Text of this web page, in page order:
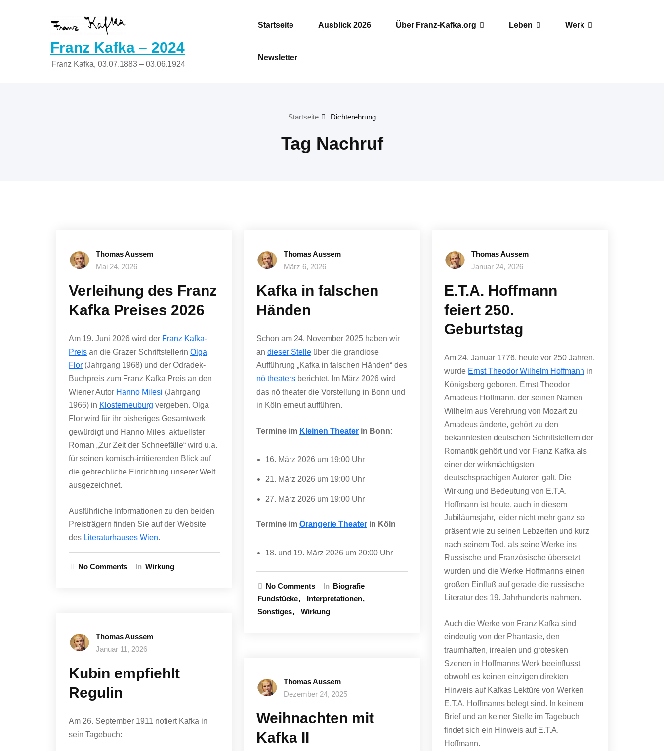
Franz Kafka – 2024
Franz Kafka, 03.07.1883 – 03.06.1924
Startseite Ausblick 2026 Über Franz-Kafka.org Leben Werk
Newsletter
Startseite Dichterehrung
Tag Nachruf
Thomas Aussem
Mai 24, 2026
Verleihung des Franz
Kafka Preises 2026
Am 19. Juni 2026 wird der Franz Kafka-
Preis an die Grazer Schriftstellerin Olga
Flor (Jahrgang 1968) und der Odradek-
Buchpreis zum Franz Kafka Preis an den
Wiener Autor Hanno Milesi (Jahrgang
1966) in Klosterneuburg vergeben. Olga
Flor wird für ihr bisheriges Gesamtwerk
gewürdigt und Hanno Milesi aktuellster
Roman „Zur Zeit der Schneefälle“ wird u.a.
für seinen komisch-irritierenden Blick auf
die gebrechliche Einrichtung unserer Welt
ausgezeichnet.
Ausführliche Informationen zu den beiden
Preisträgern finden Sie auf der Website
des Literaturhauses Wien.
No Comments In Wirkung
Thomas Aussem
Januar 11, 2026
Kubin empfiehlt
Regulin
Am 26. September 1911 notiert Kafka in
sein Tagebuch:
Thomas Aussem
März 6, 2026
Kafka in falschen
Händen
Schon am 24. November 2025 haben wir
an dieser Stelle über die grandiose
Aufführung „Kafka in falschen Händen“ des
nö theaters berichtet. Im März 2026 wird
das nö theater die Vorstellung in Bonn und
in Köln erneut aufführen.
Termine im Kleinen Theater in Bonn:
16. März 2026 um 19:00 Uhr
21. März 2026 um 19:00 Uhr
27. März 2026 um 19:00 Uhr
Termine im Orangerie Theater in Köln
18. und 19. März 2026 um 20:00 Uhr
No Comments In Biografie
Fundstücke
Interpretationen
Sonstiges
Wirkung
Thomas Aussem
Dezember 24, 2025
Weihnachten mit
Kafka II
Thomas Aussem
Januar 24, 2026
E.T.A. Hoffmann
feiert 250.
Geburtstag
Am 24. Januar 1776, heute vor 250 Jahren,
wurde Ernst Theodor Wilhelm Hoffmann in
Königsberg geboren. Ernst Theodor
Amadeus Hoffmann, der seinen Namen
Wilhelm aus Verehrung von Mozart zu
Amadeus änderte, gehört zu den
bekanntesten deutschen Schriftstellern der
Romantik gehört und vor Franz Kafka als
einer der wirkmächtigsten
deutschsprachigen Autoren galt. Die
Wirkung und Bedeutung von E.T.A.
Hoffmann ist heute, auch in diesem
Jubiläumsjahr, leider nicht mehr ganz so
präsent wie zu seinen Lebzeiten und kurz
nach seinem Tod, als seine Werke ins
Russische und Französische übersetzt
wurden und die Werke Hoffmanns einen
großen Einfluß auf gerade die russische
Literatur des 19. Jahrhunderts nahmen.
Auch die Werke von Franz Kafka sind
eindeutig von der Phantasie, den
traumhaften, irrealen und grotesken
Szenen in Hoffmanns Werk beeinflusst,
obwohl es keinen einzigen direkten
Hinweis auf Kafkas Lektüre von Werken
E.T.A. Hoffmanns belegt sind. In keinem
Brief und an keiner Stelle im Tagebuch
findet sich ein Hinweis auf E.T.A.
Hoffmann.